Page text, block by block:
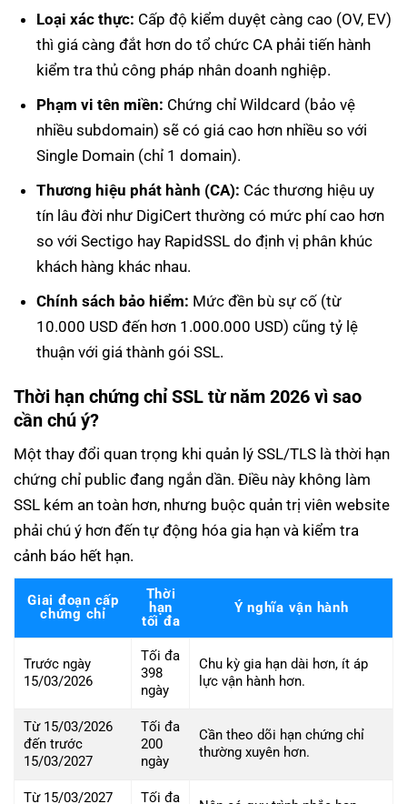
Loại xác thực: Cấp độ kiểm duyệt càng cao (OV, EV)
thì giá càng đắt hơn do tổ chức CA phải tiến hành
kiểm tra thủ công pháp nhân doanh nghiệp.
Phạm vi tên miền: Chứng chỉ Wildcard (bảo vệ
nhiều subdomain) sẽ có giá cao hơn nhiều so với
Single Domain (chỉ 1 domain).
Thương hiệu phát hành (CA): Các thương hiệu uy
tín lâu đời như DigiCert thường có mức phí cao hơn
so với Sectigo hay RapidSSL do định vị phân khúc
khách hàng khác nhau.
Chính sách bảo hiểm: Mức đền bù sự cố (từ
10.000 USD đến hơn 1.000.000 USD) cũng tỷ lệ
thuận với giá thành gói SSL.
Thời hạn chứng chỉ SSL từ năm 2026 vì sao
cần chú ý?
Một thay đổi quan trọng khi quản lý SSL/TLS là thời hạn
chứng chỉ public đang ngắn dần. Điều này không làm
SSL kém an toàn hơn, nhưng buộc quản trị viên website
phải chú ý hơn đến tự động hóa gia hạn và kiểm tra
cảnh báo hết hạn.
Giai đoạn cấp
chứng chỉ
Thời
hạn
tối đa
Ý nghĩa vận hành
Trước ngày
15/03/2026
Tối đa
398
ngày
Chu kỳ gia hạn dài hơn, ít áp
lực vận hành hơn.
Từ 15/03/2026
đến trước
15/03/2027
Tối đa
200
ngày
Cần theo dõi hạn chứng chỉ
thường xuyên hơn.
Từ 15/03/2027 Tối đa